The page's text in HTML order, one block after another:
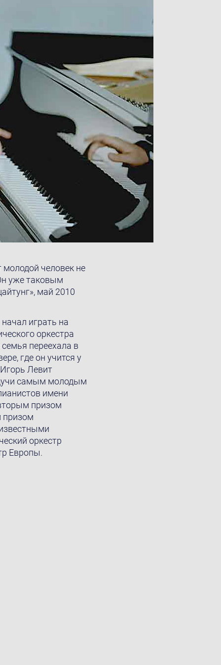
молодой человек не
уже таковым
май 2010
играть на
оркестра
переехала в
где он учится у
Левит
самым молодым
имени
призом
призом
оркестр
Европы.